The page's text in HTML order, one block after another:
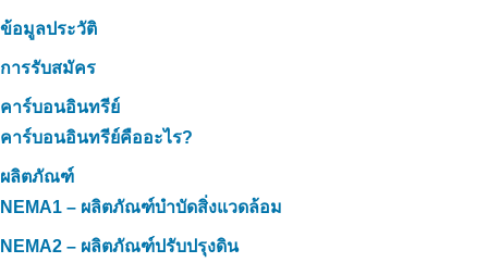
ข้อมูลประวัติ
การรับสมัคร
คาร์บอนอินทรีย์
คาร์บอนอินทรีย์คืออะไร?
ผลิตภัณฑ์
NEMA1 – ผลิตภัณฑ์บำบัดสิ่งแวดล้อม
NEMA2 – ผลิตภัณฑ์ปรับปรุงดิน